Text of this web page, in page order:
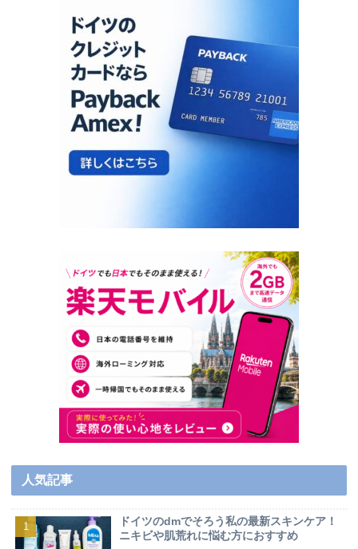
人気記事
ドイツのdmでそろう私の最新スキンケア！
ニキビや肌荒れに悩む方におすすめ